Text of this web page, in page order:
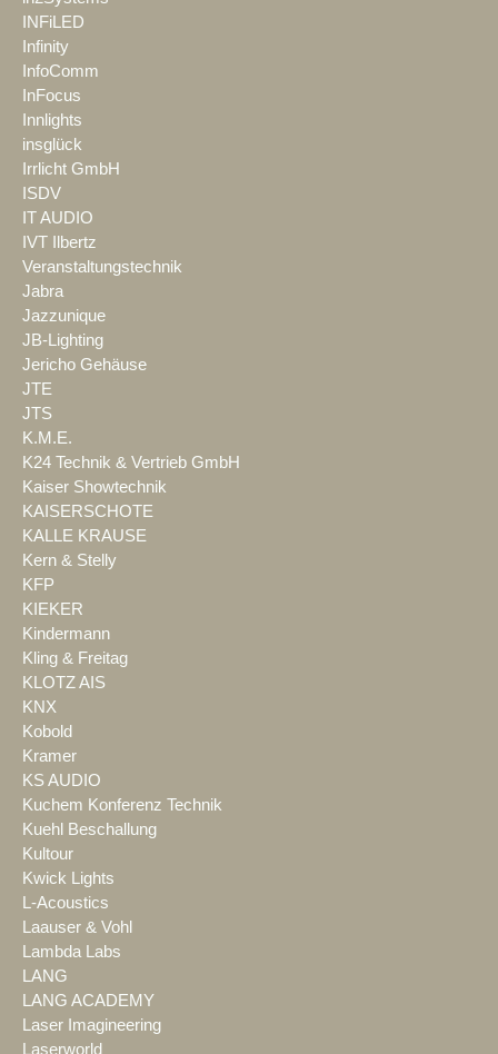
INFiLED
Infinity
InfoComm
InFocus
Innlights
insglück
Irrlicht GmbH
ISDV
IT AUDIO
IVT Ilbertz
Veranstaltungstechnik
Jabra
Jazzunique
JB-Lighting
Jericho Gehäuse
JTE
JTS
K.M.E.
K24 Technik & Vertrieb GmbH
Kaiser Showtechnik
KAISERSCHOTE
KALLE KRAUSE
Kern & Stelly
KFP
KIEKER
Kindermann
Kling & Freitag
KLOTZ AIS
KNX
Kobold
Kramer
KS AUDIO
Kuchem Konferenz Technik
Kuehl Beschallung
Kultour
Kwick Lights
L-Acoustics
Laauser & Vohl
Lambda Labs
LANG
LANG ACADEMY
Laser Imagineering
Laserworld